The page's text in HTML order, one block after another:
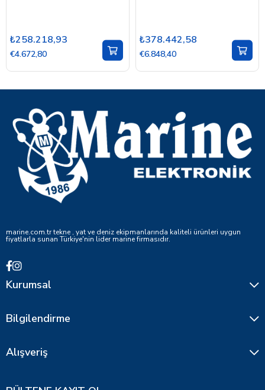
₺258.218,93
€4.672,80
₺378.442,58
€6.848,40
marine.com.tr tekne , yat ve deniz ekipmanlarında kaliteli ürünleri uygun
fiyatlarla sunan Türkiye'nin lider marine firmasıdır.
Kurumsal
Bilgilendirme
Alışveriş